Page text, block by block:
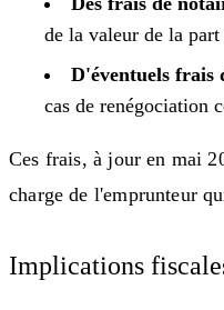
de la valeur de la part
D'éventuels frais
cas de renégociation
Ces frais, à jour en mai
charge de l'emprunteur
Implications